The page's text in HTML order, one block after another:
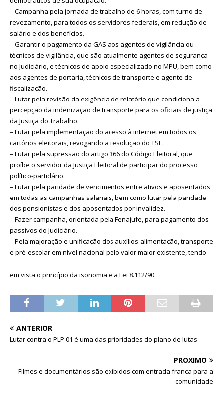
– Campanha pela jornada de trabalho de 6 horas, com turno de
revezamento, para todos os servidores federais, em redução de
salário e dos benefícios.
– Garantir o pagamento da GAS aos agentes de vigilância ou
técnicos de vigilância, que são atualmente agentes de segurança
no Judiciário, e técnicos de apoio especializado no MPU, bem como
aos agentes de portaria, técnicos de transporte e agente de
fiscalização.
– Lutar pela revisão da exigência de relatório que condiciona a
percepção da indenização de transporte para os oficiais de justiça
da Justiça do Trabalho.
– Lutar pela implementação do acesso à internet em todos os
cartórios eleitorais, revogando a resolução do TSE.
– Lutar pela supressão do artigo 366 do Código Eleitoral, que
proíbe o servidor da Justiça Eleitoral de participar do processo
político-partidário.
– Lutar pela paridade de vencimentos entre ativos e aposentados
em todas as campanhas salariais, bem como lutar pela paridade
dos pensionistas e dos aposentados por invalidez.
– Fazer campanha, orientada pela Fenajufe, para pagamento dos
passivos do Judiciário.
– Pela majoração e unificação dos auxílios-alimentação, transporte
e pré-escolar em nível nacional pelo valor maior existente, tendo
em vista o princípio da isonomia e a Lei 8.112/90.
ANTERIOR
Lutar contra o PLP 01 é uma das prioridades do plano de lutas
PRÓXIMO
Filmes e documentários são exibidos com entrada franca para a
comunidade